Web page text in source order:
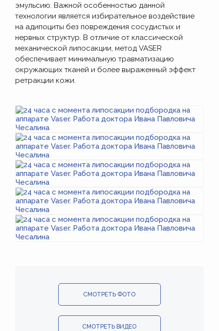
эмульсию. Важной особенностью данной
технологии является избирательное воздействие
на адипоциты без повреждения сосудистых и
нервных структур. В отличие от классической
механической липосакции, метод VASER
обеспечивает минимальную травматизацию
окружающих тканей и более выраженный эффект
ретракции кожи.
СМОТРЕТЬ ФОТО
СМОТРЕТЬ ВИДЕО